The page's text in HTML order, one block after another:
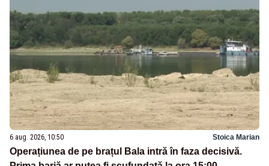
6 aug. 2026, 10:50 Stoica Marian
Operațiunea de pe brațul Bala intră în faza decisivă.